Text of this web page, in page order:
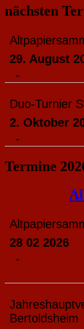
nächsten
29. August
-
Duo-Turnier
2. Oktober
-
Termine
28 02 2026
-
Bertoldsheim